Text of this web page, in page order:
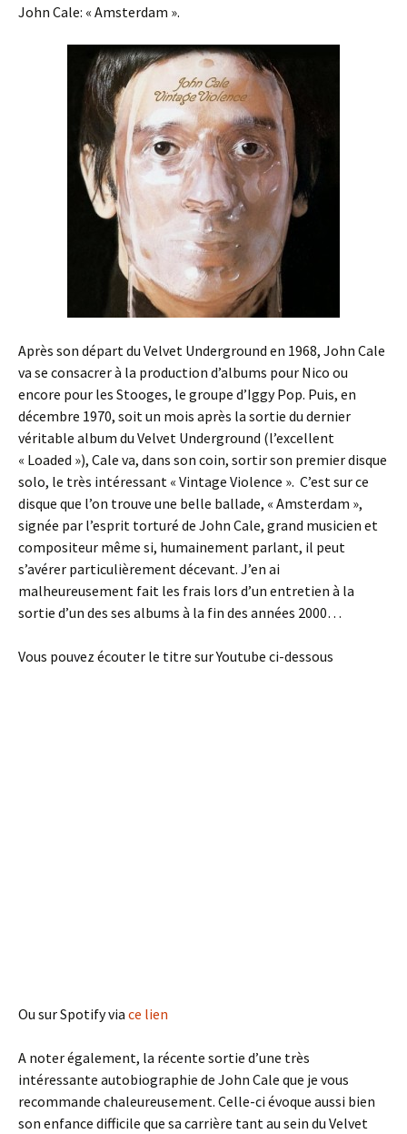
John Cale: « Amsterdam ».
Après son départ du Velvet Underground en 1968, John Cale
va se consacrer à la production d’albums pour Nico ou
encore pour les Stooges, le groupe d’Iggy Pop. Puis, en
décembre 1970, soit un mois après la sortie du dernier
véritable album du Velvet Underground (l’excellent
« Loaded »), Cale va, dans son coin, sortir son premier disque
solo, le très intéressant « Vintage Violence ». C’est sur ce
disque que l’on trouve une belle ballade, « Amsterdam »,
signée par l’esprit torturé de John Cale, grand musicien et
compositeur même si, humainement parlant, il peut
s’avérer particulièrement décevant. J’en ai
malheureusement fait les frais lors d’un entretien à la
sortie d’un des ses albums à la fin des années 2000…
Vous pouvez écouter le titre sur Youtube ci-dessous
Ou sur Spotify via ce lien
A noter également, la récente sortie d’une très
intéressante autobiographie de John Cale que je vous
recommande chaleureusement. Celle-ci évoque aussi bien
son enfance difficile que sa carrière tant au sein du Velvet